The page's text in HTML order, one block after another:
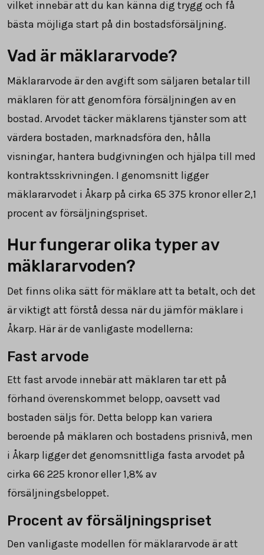
vilket innebär att du kan känna dig trygg och få
bästa möjliga start på din bostadsförsäljning.
Vad är mäklararvode?
Mäklararvode är den avgift som säljaren betalar till
mäklaren för att genomföra försäljningen av en
bostad. Arvodet täcker mäklarens tjänster som att
värdera bostaden, marknadsföra den, hålla
visningar, hantera budgivningen och hjälpa till med
kontraktsskrivningen. I genomsnitt ligger
mäklararvodet i Åkarp på cirka 65 375 kronor eller2,1
procent av försäljningspriset.
Hur fungerar olika typer av
mäklararvoden?
Det finns olika sätt för mäklare att ta betalt, och det
är viktigt att förstå dessa när du jämför mäklare i
Åkarp. Här är de vanligaste modellerna:
Fast arvode
Ett fast arvode innebär att mäklaren tar ett på
förhand överenskommet belopp, oavsett vad
bostaden säljs för. Detta belopp kan variera
beroende på mäklaren och bostadens prisnivå, men
i Åkarp ligger det genomsnittliga fasta arvodet på
cirka 66 225 kronor eller 1,8% av
försäljningsbeloppet.
Procent av försäljningspriset
Den vanligaste modellen för mäklararvode är att